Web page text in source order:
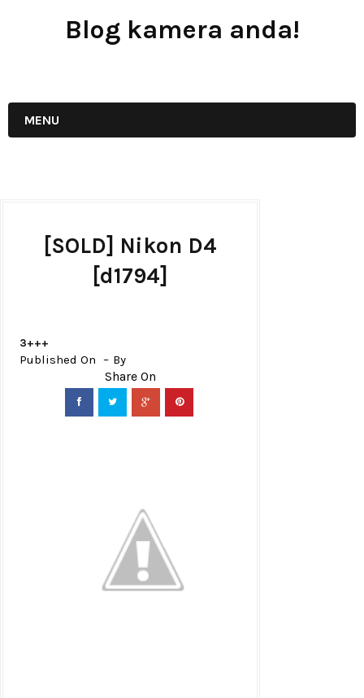
Blog kamera anda!
MENU
[SOLD] Nikon D4
[d1794]
3+++
Published On By